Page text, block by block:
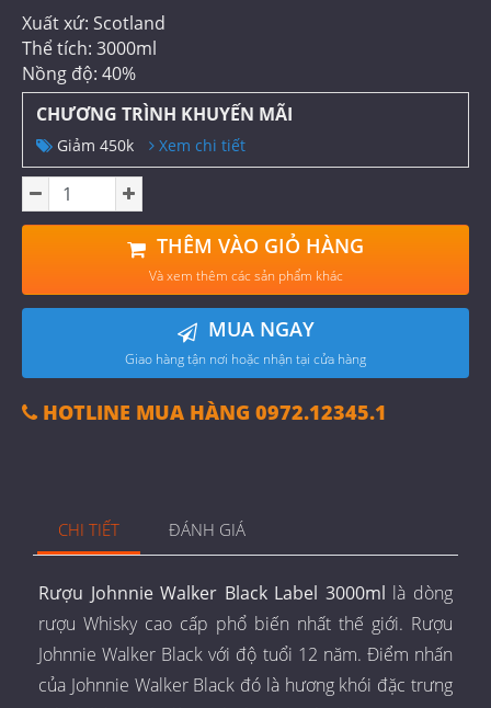
Xuất xứ: Scotland
Thể tích: 3000ml
Nồng độ: 40%
CHƯƠNG TRÌNH KHUYẾN MÃI
Giảm 450k Xem chi tiết
THÊM VÀO GIỎ HÀNG
Và xem thêm các sản phẩm khác
MUA NGAY
Giao hàng tận nơi hoặc nhận tại cửa hàng
HOTLINE MUA HÀNG 0972.12345.1
CHI TIẾT ĐÁNH GIÁ
Rượu Johnnie Walker Black Label 3000ml là dòng
rượu Whisky cao cấp phổ biến nhất thế giới. Rượu
Johnnie Walker Black với độ tuổi 12 năm. Điểm nhấn
của Johnnie Walker Black đó là hương khói đặc trưng